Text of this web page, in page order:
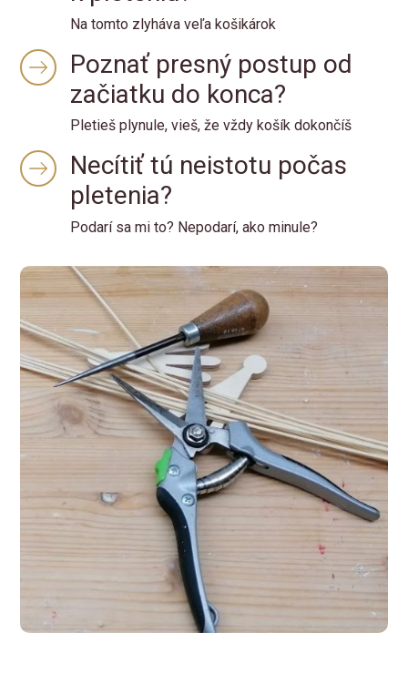
Na tomto zlyháva veľa košikárok
Poznať presný postup od
začiatku do konca?
Pletieš plynule, vieš, že vždy košík dokončíš
Necítiť tú neistotu počas
pletenia?
Podarí sa mi to? Nepodarí, ako minule?